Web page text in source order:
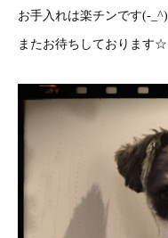
お手入れは楽チンです(-_^)
またお待ちしております☆